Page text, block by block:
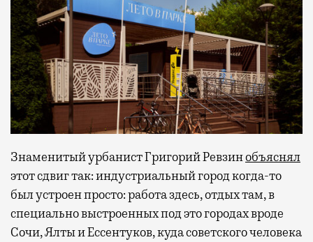
Знаменитый урбанист Григорий Ревзинобъяснял
этот сдвиг так: индустриальный город когда-то
был устроен просто: работа здесь, отдых там, в
специально выстроенных под это городах вроде
Сочи, Ялты и Ессентуков, куда советского человека